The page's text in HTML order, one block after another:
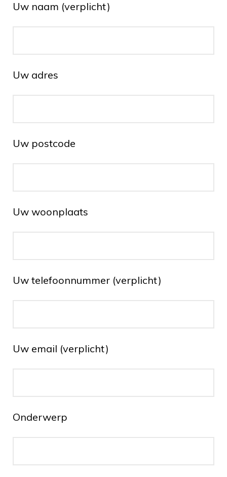
Uw naam (verplicht)
Uw adres
Uw postcode
Uw woonplaats
Uw telefoonnummer (verplicht)
Uw email (verplicht)
Onderwerp